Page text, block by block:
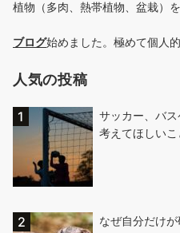
植物（多肉、熱帯植物、盆栽）
ブログ始めました。極めて個人
人気の投稿
サッカー、バ
考えてほしいこ
なぜ自分だけ